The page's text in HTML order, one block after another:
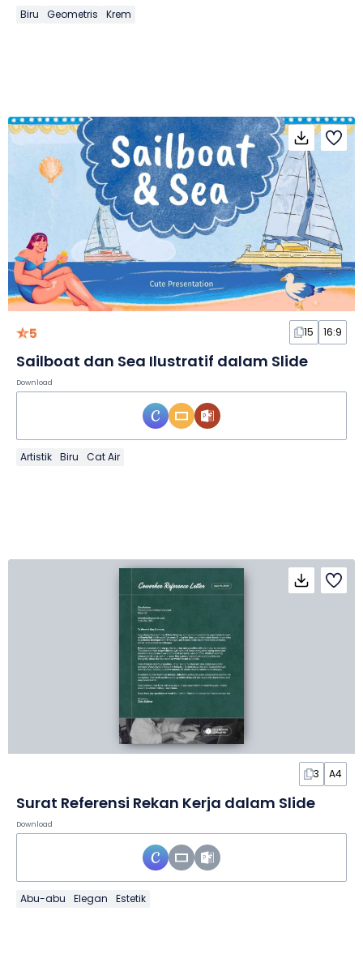
Biru Geometris Krem
5 15 16:9
Sailboat dan Sea Ilustratif dalam Slide
Download
Artistik Biru Cat Air
3 A4
Surat Referensi Rekan Kerja dalam Slide
Download
Abu-abu Elegan Estetik